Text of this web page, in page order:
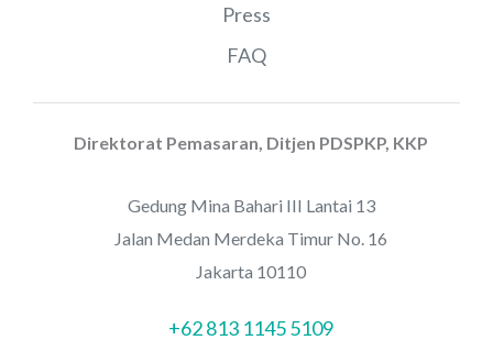
Press
FAQ
Direktorat Pemasaran, Ditjen PDSPKP, KKP
Gedung Mina Bahari III Lantai 13
Jalan Medan Merdeka Timur No. 16
Jakarta 10110
+62 813 1145 5109